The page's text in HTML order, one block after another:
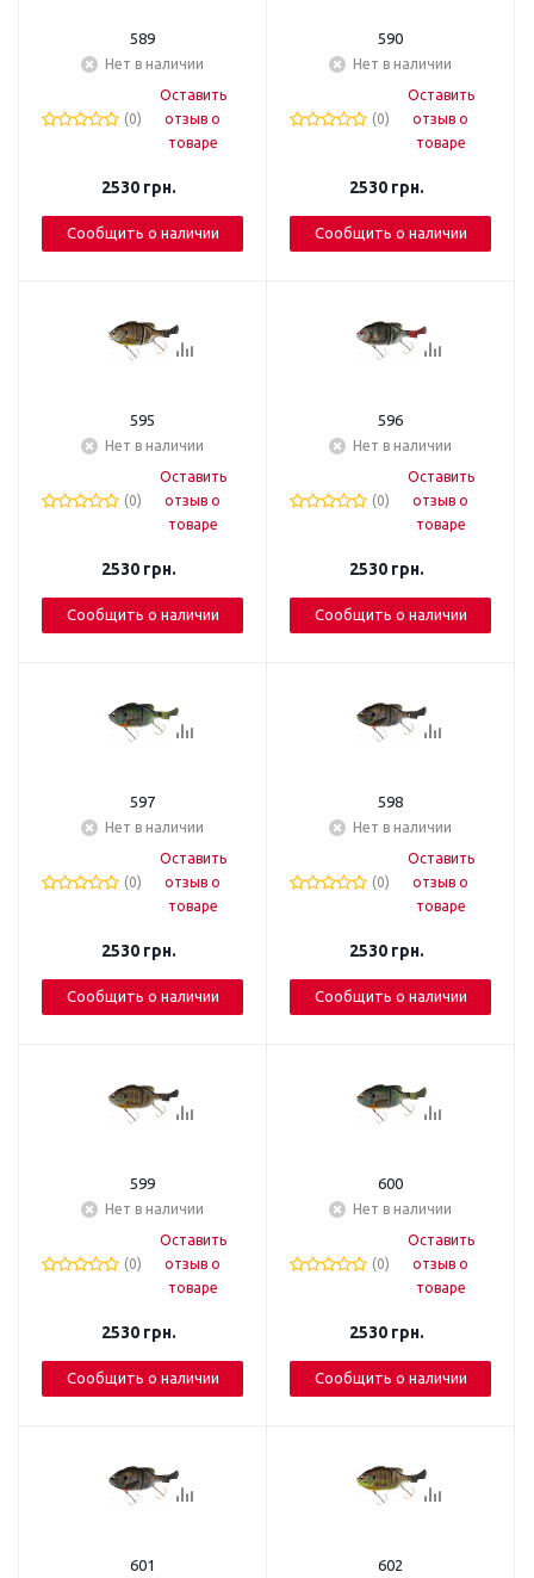
589
Нет в наличии
(0)
Оставить
отзыв о
товаре
2530грн.
Сообщить о наличии
590
Нет в наличии
(0)
Оставить
отзыв о
товаре
2530грн.
Сообщить о наличии
595
Нет в наличии
(0)
Оставить
отзыв о
товаре
2530грн.
Сообщить о наличии
596
Нет в наличии
(0)
Оставить
отзыв о
товаре
2530грн.
Сообщить о наличии
597
Нет в наличии
(0)
Оставить
отзыв о
товаре
2530грн.
Сообщить о наличии
598
Нет в наличии
(0)
Оставить
отзыв о
товаре
2530грн.
Сообщить о наличии
599
Нет в наличии
(0)
Оставить
отзыв о
товаре
2530грн.
Сообщить о наличии
600
Нет в наличии
(0)
Оставить
отзыв о
товаре
2530грн.
Сообщить о наличии
601 602